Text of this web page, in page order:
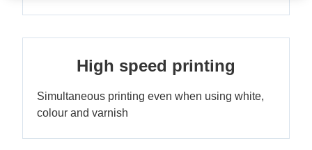
High speed printing
Simultaneous printing even when using white,
colour and varnish